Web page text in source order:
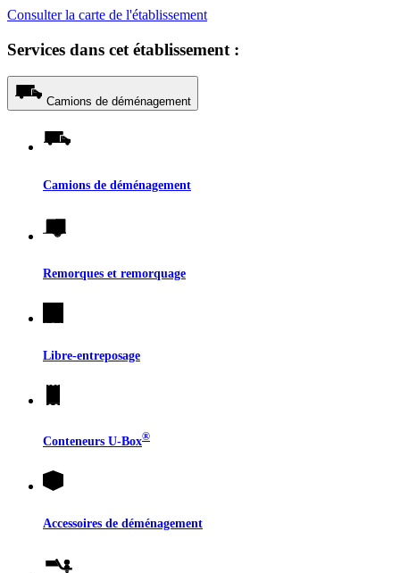
Consulter la carte de l'établissement
Services dans cet établissement :
Camions de déménagement
Camions de déménagement
Remorques et remorquage
Libre-entreposage
Conteneurs U-Box®
Accessoires de déménagement